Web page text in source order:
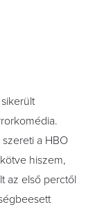
a HBO
hiszem,
az első perctől